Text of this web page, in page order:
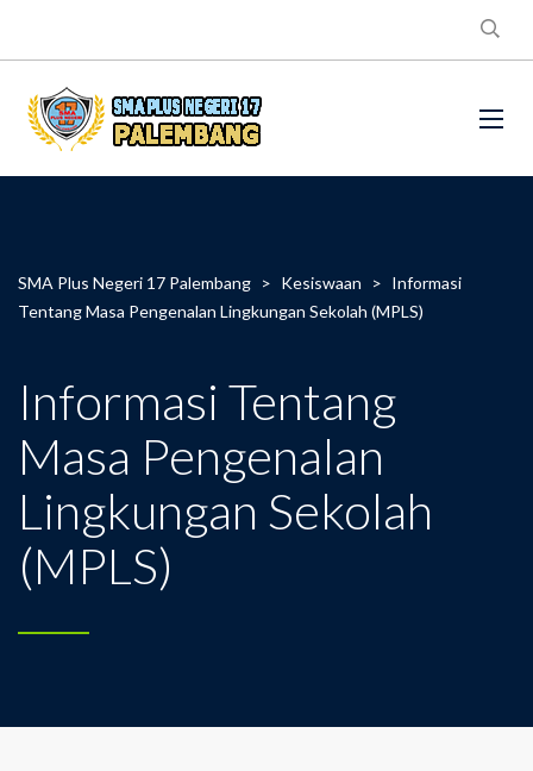
SMA Plus Negeri 17 Palembang > Kesiswaan > Informasi
Tentang Masa Pengenalan Lingkungan Sekolah (MPLS)
Informasi Tentang
Masa Pengenalan
Lingkungan Sekolah
(MPLS)